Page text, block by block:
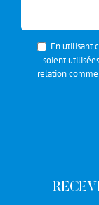
En utilisant
soient
relation